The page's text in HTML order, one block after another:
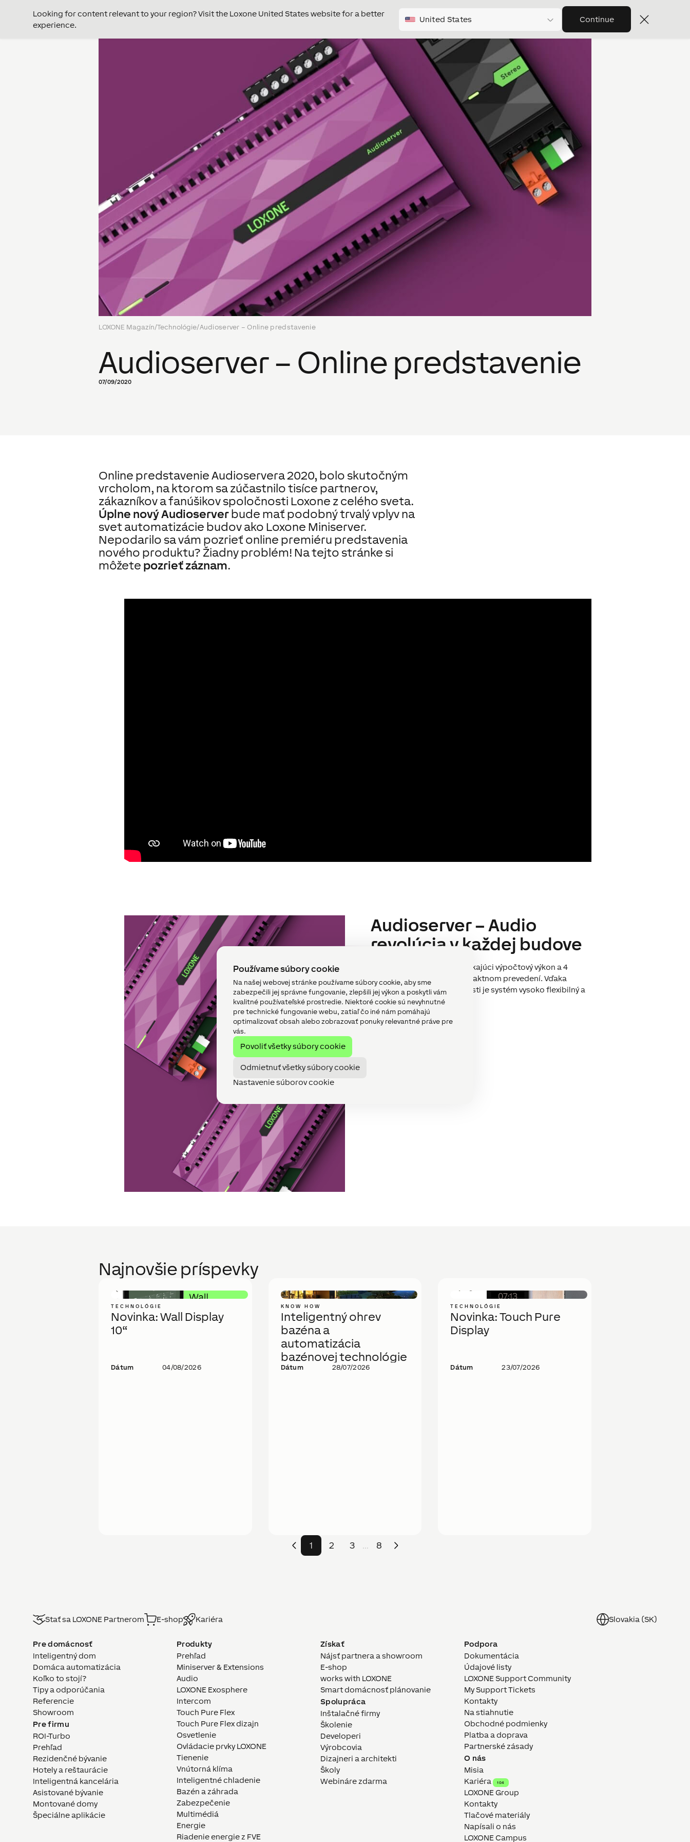
Používame súbory cookie
Na našej webovej stránke používame súbory cookie, aby sme
zabezpečili jej správne fungovanie, zlepšili jej výkon a poskytli vám
kvalitné používateľské prostredie. Niektoré cookie sú nevyhnutné
pre technické fungovanie webu, zatiaľ čo iné nám pomáhajú
optimalizovať obsah alebo zobrazovať ponuky relevantné práve pre
vás.
Povoliť všetky súbory cookie
Odmietnuť všetky súbory cookie
Nastavenie súborov cookie
Looking for content relevant to your region? Visit the Loxone United States website for a better
experience.
United States Continue
LOXONE Magazín/Technológie/Audioserver – Online predstavenie
Audioserver – Online predstavenie
07/09/2020
Online predstavenie Audioservera 2020, bolo skutočným
vrcholom, na ktorom sa zúčastnilo tisíce partnerov,
zákazníkov a fanúšikov spoločnosti Loxone z celého sveta.
Úplne nový Audioserver bude mať podobný trvalý vplyv na
svet automatizácie budov ako Loxone Miniserver.
Nepodarilo sa vám pozrieť online premiéru predstavenia
nového produktu? Žiadny problém! Na tejto stránke si
môžete pozrieť záznam.
Audioserver – Audio
revolúcia v každej budove
Audioserver kombinuje vynikajúci výpočtový výkon a 4
výstupy zosilňovača v kompaktnom prevedení. Vďaka
neobmedzenej rozšíriteľnosti je systém vysoko flexibilný a
voľne škálovateľný.
Najnovšie príspevky
TECHNOLÓGIE
Novinka: Wall Display
10“
Dátum 04/08/2026
KNOW HOW
Inteligentný ohrev
bazéna a
automatizácia
bazénovej technológie
Dátum 28/07/2026
TECHNOLÓGIE
Novinka: Touch Pure
Display
Dátum 23/07/2026
1 2 3 ... 8
Stať sa LOXONE Partnerom E-shop Kariéra Slovakia (SK)
Pre domácnosť
Inteligentný dom
Domáca automatizácia
Koľko to stojí?
Tipy a odporúčania
Referencie
Showroom
Pre firmu
ROI-Turbo
Prehľad
Rezidenčné bývanie
Hotely a reštaurácie
Inteligentná kancelária
Asistované bývanie
Montované domy
Špeciálne aplikácie
Produkty
Prehľad
Miniserver & Extensions
Audio
LOXONE Exosphere
Intercom
Touch Pure Flex
Touch Pure Flex dizajn
Osvetlenie
Ovládacie prvky LOXONE
Tienenie
Vnútorná klíma
Inteligentné chladenie
Bazén a záhrada
Zabezpečenie
Multimédiá
Energie
Riadenie energie z FVE
Získať
Nájsť partnera a showroom
E-shop
works with LOXONE
Smart domácnosť plánovanie
Spolupráca
Inštalačné firmy
Školenie
Developeri
Výrobcovia
Dizajneri a architekti
Školy
Webináre zdarma
Podpora
Dokumentácia
Údajové listy
LOXONE Support Community
My Support Tickets
Kontakty
Na stiahnutie
Obchodné podmienky
Platba a doprava
Partnerské zásady
O nás
Misia
Kariéra
104
LOXONE Group
Kontakty
Tlačové materiály
Napísali o nás
LOXONE Campus